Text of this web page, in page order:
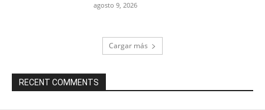
agosto 9, 2026
Cargar más
RECENT COMMENTS